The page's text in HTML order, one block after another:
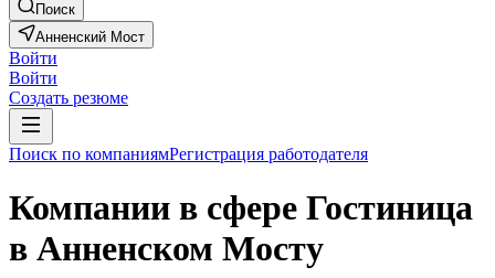
Поиск
Анненский Мост
Войти
Войти
Создать резюме
Поиск по компаниямРегистрация работодателя
Компании в сфере Гостиница
в Анненском Мосту